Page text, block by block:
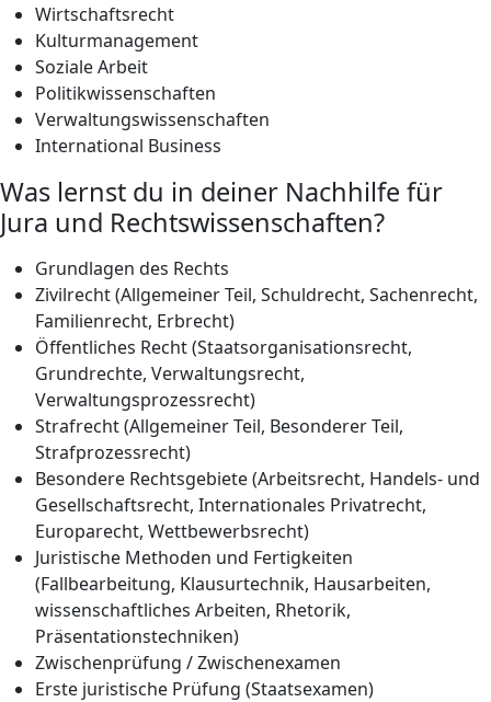
Wirtschaftsrecht
Kulturmanagement
Soziale Arbeit
Politikwissenschaften
Verwaltungswissenschaften
International Business
Was lernst du in deiner Nachhilfe für
Jura und Rechtswissenschaften?
Grundlagen des Rechts
Zivilrecht (Allgemeiner Teil, Schuldrecht, Sachenrecht,
Familienrecht, Erbrecht)
Öffentliches Recht (Staatsorganisationsrecht,
Grundrechte, Verwaltungsrecht,
Verwaltungsprozessrecht)
Strafrecht (Allgemeiner Teil, Besonderer Teil,
Strafprozessrecht)
Besondere Rechtsgebiete (Arbeitsrecht, Handels- und
Gesellschaftsrecht, Internationales Privatrecht,
Europarecht, Wettbewerbsrecht)
Juristische Methoden und Fertigkeiten
(Fallbearbeitung, Klausurtechnik, Hausarbeiten,
wissenschaftliches Arbeiten, Rhetorik,
Präsentationstechniken)
Zwischenprüfung / Zwischenexamen
Erste juristische Prüfung (Staatsexamen)